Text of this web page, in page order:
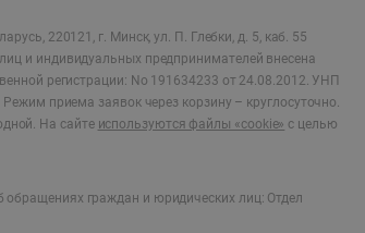
220121, г. Минск, ул. П. Глебки, д. 5, каб. 55
и индивидуальных предпринимателей внесена
регистрации: No 191634233 от 24.08.2012. УНП
приема заявок через корзину – круглосуточно.
. На сайте используются файлы «cookie» с целью
граждан и юридических лиц: Отдел